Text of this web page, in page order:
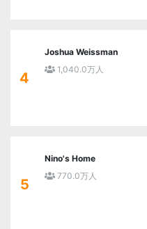
4
Joshua Weissman
1,040.0万人
5
Nino's Home
770.0万人